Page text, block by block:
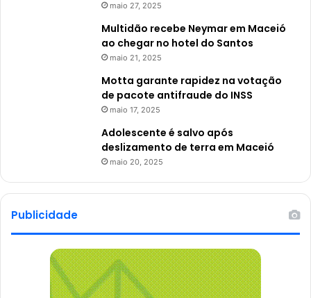
maio 27, 2025
Multidão recebe Neymar em Maceió
ao chegar no hotel do Santos
maio 21, 2025
Motta garante rapidez na votação
de pacote antifraude do INSS
maio 17, 2025
Adolescente é salvo após
deslizamento de terra em Maceió
maio 20, 2025
Publicidade